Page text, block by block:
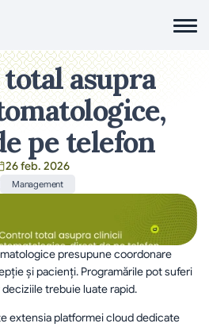
asupra
pe telefon
26 feb. 2026
Management
presupune coordonare
și pacienți. Programările pot suferi
trebuie luate rapid.
extensia platformei cloud dedicate